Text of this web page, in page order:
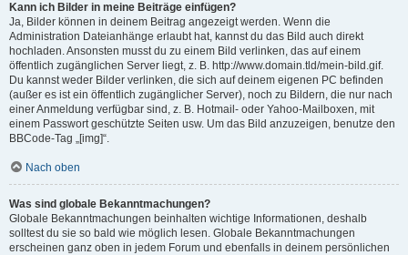
Kann ich Bilder in meine Beiträge einfügen?
Ja, Bilder können in deinem Beitrag angezeigt werden. Wenn die
Administration Dateianhänge erlaubt hat, kannst du das Bild auch direkt
hochladen. Ansonsten musst du zu einem Bild verlinken, das auf einem
öffentlich zugänglichen Server liegt, z. B. http://www.domain.tld/mein-bild.gif.
Du kannst weder Bilder verlinken, die sich auf deinem eigenen PC befinden
(außer es ist ein öffentlich zugänglicher Server), noch zu Bildern, die nur nach
einer Anmeldung verfügbar sind, z. B. Hotmail- oder Yahoo-Mailboxen, mit
einem Passwort geschützte Seiten usw. Um das Bild anzuzeigen, benutze den
BBCode-Tag „[img]“.
Nach oben
Was sind globale Bekanntmachungen?
Globale Bekanntmachungen beinhalten wichtige Informationen, deshalb
solltest du sie so bald wie möglich lesen. Globale Bekanntmachungen
erscheinen ganz oben in jedem Forum und ebenfalls in deinem persönlichen